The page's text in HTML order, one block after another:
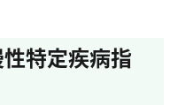
特定疾病指